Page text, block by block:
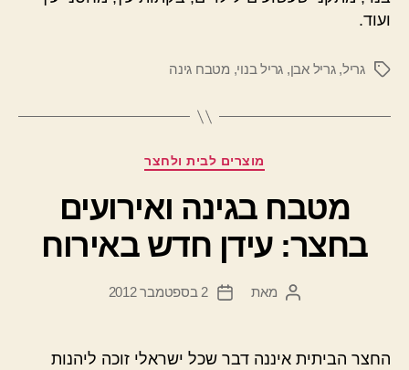
ועוד.
תגיותגריל,גריל אבן, גריל בנוי, מטבח גינה
קטגוריות
מוצרים לבית ולחצר
מטבח בגינה ואירועים
בחצר: עידן חדש באירוח
המחבר
מאת
תאריך
2 בספטמבר 2012
החצר הביתית איננה דבר שכל ישראלי זוכה ליהנות